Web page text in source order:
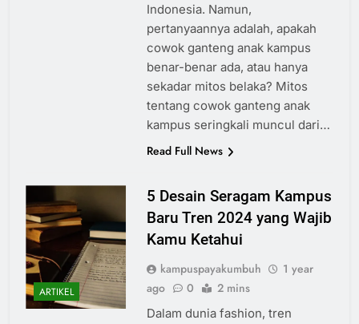
Indonesia. Namun,
pertanyaannya adalah, apakah
cowok ganteng anak kampus
benar-benar ada, atau hanya
sekadar mitos belaka? Mitos
tentang cowok ganteng anak
kampus seringkali muncul dari…
Read Full News
ARTIKEL
5 Desain Seragam Kampus
Baru Tren 2024 yang Wajib
Kamu Ketahui
kampuspayakumbuh
1 year
ago
0 2 mins
Dalam dunia fashion, tren